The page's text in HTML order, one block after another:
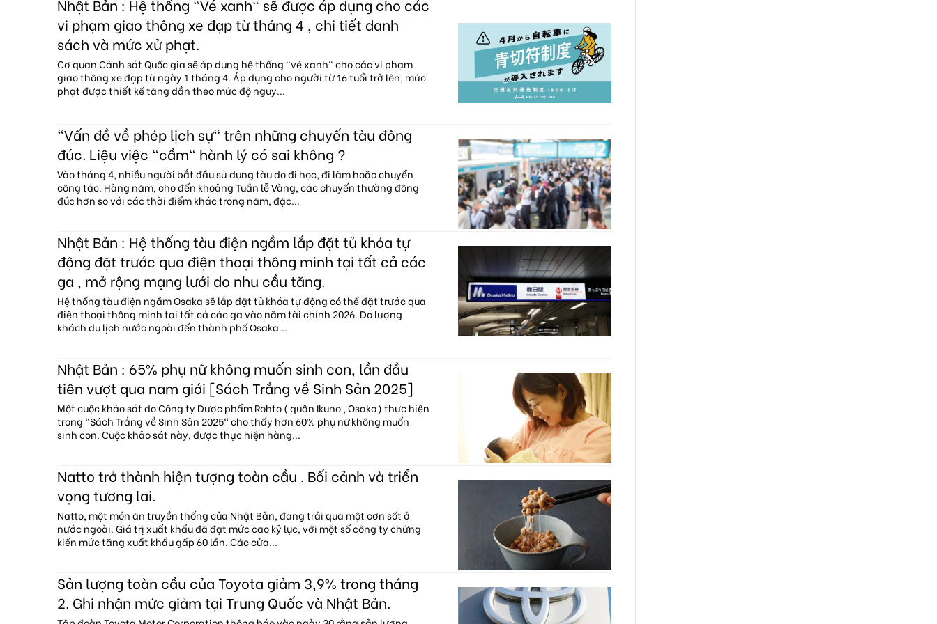
Nhật Bản : Hệ thống "Vé xanh" sẽ được áp dụng cho các
vi phạm giao thông xe đạp từ tháng 4 , chi tiết danh
sách và mức xử phạt.
Cơ quan Cảnh sát Quốc gia sẽ áp dụng hệ thống "vé xanh" cho các vi phạm
giao thông xe đạp từ ngày 1 tháng 4. Áp dụng cho người từ 16 tuổi trở lên, mức
phạt được thiết kế tăng dần theo mức độ nguy...
"Vấn đề về phép lịch sự" trên những chuyến tàu đông
đúc. Liệu việc "cầm" hành lý có sai không ?
Vào tháng 4, nhiều người bắt đầu sử dụng tàu do đi học, đi làm hoặc chuyển
công tác. Hàng năm, cho đến khoảng Tuần lễ Vàng, các chuyến thường đông
đúc hơn so với các thời điểm khác trong năm, đặc...
Nhật Bản : Hệ thống tàu điện ngầm lắp đặt tủ khóa tự
động đặt trước qua điện thoại thông minh tại tất cả các
ga , mở rộng mạng lưới do nhu cầu tăng.
Hệ thống tàu điện ngầm Osaka sẽ lắp đặt tủ khóa tự động có thể đặt trước qua
điện thoại thông minh tại tất cả các ga vào năm tài chính 2026. Do lượng
khách du lịch nước ngoài đến thành phố Osaka...
Nhật Bản : 65% phụ nữ không muốn sinh con, lần đầu
tiên vượt qua nam giới [Sách Trắng về Sinh Sản 2025]
Một cuộc khảo sát do Công ty Dược phẩm Rohto ( quận Ikuno , Osaka) thực hiện
trong "Sách Trắng về Sinh Sản 2025" cho thấy hơn 60% phụ nữ không muốn
sinh con. Cuộc khảo sát này, được thực hiện hàng...
Natto trở thành hiện tượng toàn cầu . Bối cảnh và triển
vọng tương lai.
Natto, một món ăn truyền thống của Nhật Bản, đang trải qua một cơn sốt ở
nước ngoài. Giá trị xuất khẩu đã đạt mức cao kỷ lục, với một số công ty chứng
kiến mức tăng xuất khẩu gấp 60 lần. Các cửa...
Sản lượng toàn cầu của Toyota giảm 3,9% trong tháng
2. Ghi nhận mức giảm tại Trung Quốc và Nhật Bản.